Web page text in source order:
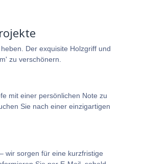
Der exquisite Holzgriff und
zu verschönern.
mit einer persönlichen Note zu
Sie nach einer einzigartigen
wir sorgen für eine kurzfristige